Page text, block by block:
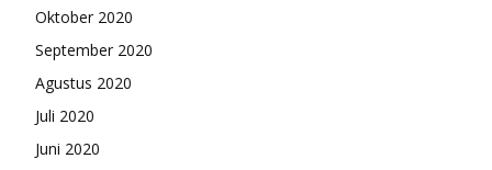
Oktober 2020
September 2020
Agustus 2020
Juli 2020
Juni 2020